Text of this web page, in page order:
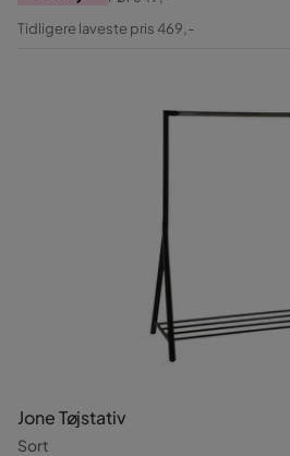
Pris
Original
Tidligere laveste pris 469,-
Jone Tøjstativ
Sort